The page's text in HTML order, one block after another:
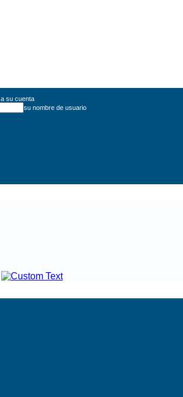
su cuenta
su nombre de usuario